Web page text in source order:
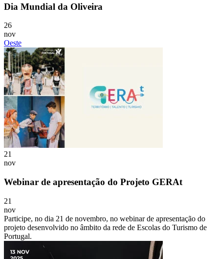
Dia Mundial da Oliveira
26
nov
Oeste
21
nov
Webinar de apresentação do Projeto GERAt
21
nov
Participe, no dia 21 de novembro, no webinar de apresentação do
projeto desenvolvido no âmbito da rede de Escolas do Turismo de
Portugal.